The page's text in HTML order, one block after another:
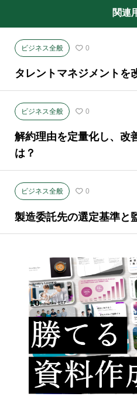
関連
ビジネス全般 0
タレントマネジメントを
ビジネス全般 0
解約理由を定量化し、改
は？
ビジネス全般 0
製造委託先の選定基準と